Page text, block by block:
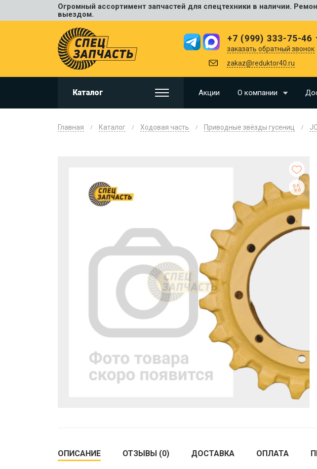
Огромный ассортимент запчастей для спецтехники в наличии.
выездом.
+7 (999) 333-75-46
заказать обратный звонок
zakaz@reduktor40.ru
Каталог Акции О компании
Универсальные
HITACHI
HYUNDAI
VOLVO
CAT
CASE
Главная Каталог Ходовая часть Приводные звёзды гусениц
ОПИСАНИЕ ОТЗЫВЫ (0) ДОСТАВКА ОПЛАТА